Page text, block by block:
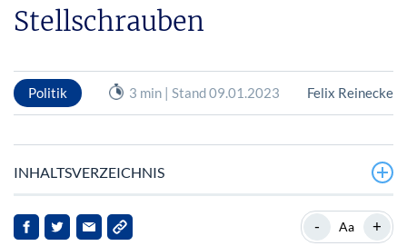
Stellschrauben
Politik 3 min | Stand 09.01.2023 Felix Reinecke
INHALTSVERZEICHNIS
Politik und Wirtschaft streiten um demografischen
Wandel
- Aa +